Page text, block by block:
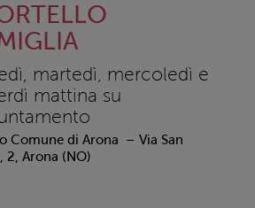
martedì, mercoledì e
mattina su
Comune di Arona – Via San
2, Arona (NO)